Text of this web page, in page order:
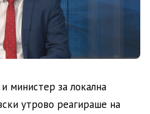
министер за локална
утрово реагираше на